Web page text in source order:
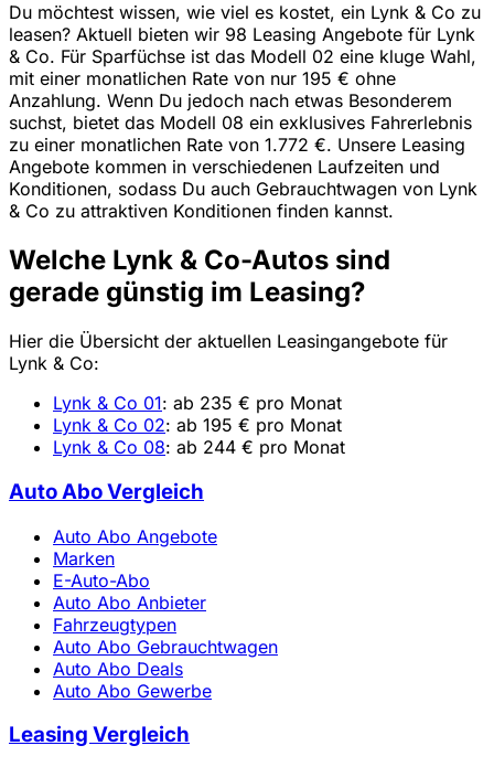
Du möchtest wissen, wie viel es kostet, ein Lynk & Co zu
leasen? Aktuell bieten wir 98 Leasing Angebote für Lynk
& Co. Für Sparfüchse ist das Modell 02 eine kluge Wahl,
mit einer monatlichen Rate von nur 195 € ohne
Anzahlung. Wenn Du jedoch nach etwas Besonderem
suchst, bietet das Modell 08 ein exklusives Fahrerlebnis
zu einer monatlichen Rate von 1.772 €. Unsere Leasing
Angebote kommen in verschiedenen Laufzeiten und
Konditionen, sodass Du auch Gebrauchtwagen von Lynk
& Co zu attraktiven Konditionen finden kannst.
Welche Lynk & Co-Autos sind
gerade günstig im Leasing?
Hier die Übersicht der aktuellen Leasingangebote für
Lynk & Co:
Lynk & Co 01: ab 235 € pro Monat
Lynk & Co 02: ab 195 € pro Monat
Lynk & Co 08: ab 244 € pro Monat
Auto Abo Vergleich
Auto Abo Angebote
Marken
E-Auto-Abo
Auto Abo Anbieter
Fahrzeugtypen
Auto Abo Gebrauchtwagen
Auto Abo Deals
Auto Abo Gewerbe
Leasing Vergleich